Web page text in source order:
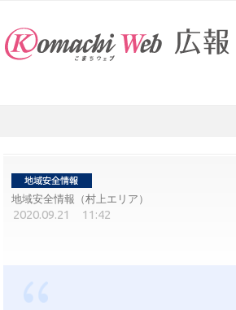
地域安全情報（村上エリア）
2020.09.21 11:42